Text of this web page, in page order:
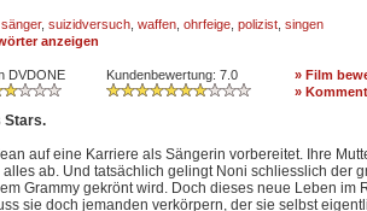
sänger, suizidversuch waffen ohrfeige polizist singen
anzeigen
DVDONE Kundenbewertung: 7.0
» Film
»
Stars.
auf eine Karriere als Sängerin vorbereitet. Ihre
ab. Und tatsächlich gelingt Noni schliesslich der
Grammy gekrönt wird. Doch dieses neue Leben im
sie doch jemanden verkörpern, der sie selbst